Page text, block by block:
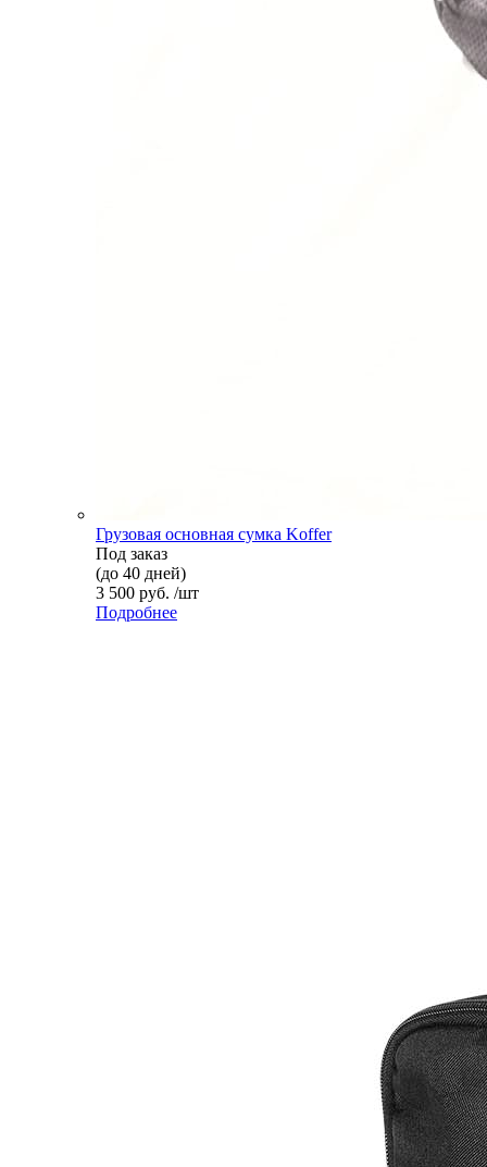
Грузовая основная сумка Koffer
Под заказ
(до 40 дней)
3 500 руб. /шт
Подробнее